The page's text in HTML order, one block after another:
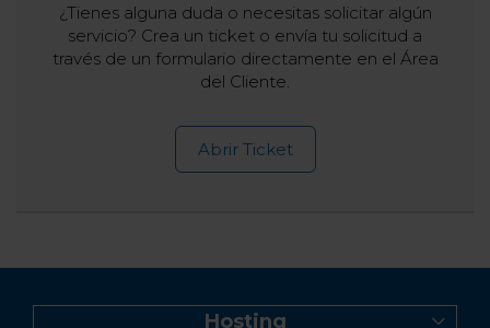
¿Tienes alguna duda o necesitas solicitar algún
servicio? Crea un ticket o envía tu solicitud a
través de un formulario directamente en el Área
del Cliente.
Abrir Ticket
Hosting